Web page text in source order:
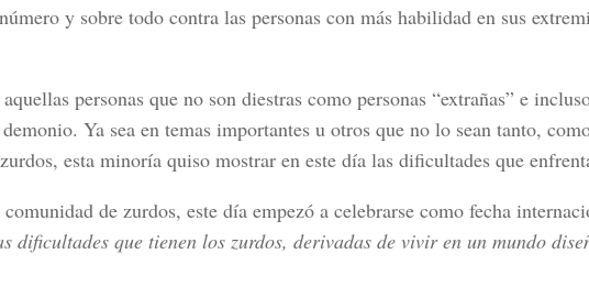
y sobre todo contra las personas con más habilidad en sus
personas que no son diestras como personas “extrañas” e
Ya sea en temas importantes u otros que no lo sean tanto,
, esta minoría quiso mostrar en este día las dificultades que
de zurdos, este día empezó a celebrarse como fecha
dificultades que tienen los zurdos, derivadas de vivir en un mundo